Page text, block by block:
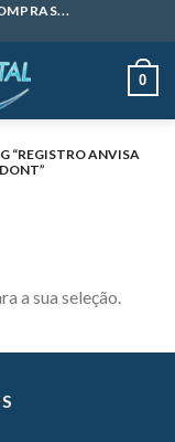
0
“REGISTRO ANVISA
a sua seleção.